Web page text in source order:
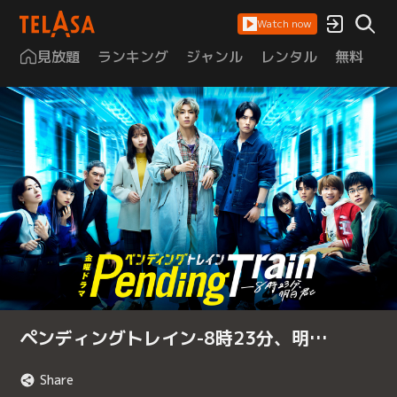
Watch now
見放題 ランキング ジャンル レンタル 無料
ペンディングトレイン-8時23分、明…
Share